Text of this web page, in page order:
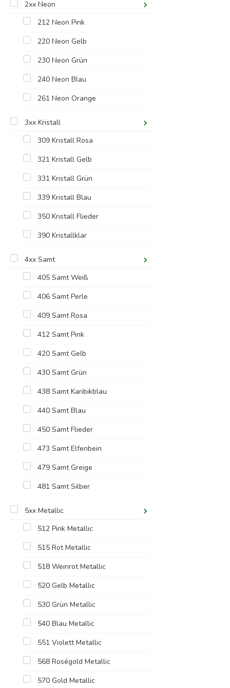
2xx Neon
212 Neon Pink
220 Neon Gelb
230 Neon Grün
240 Neon Blau
261 Neon Orange
3xx Kristall
309 Kristall Rosa
321 Kristall Gelb
331 Kristall Grün
339 Kristall Blau
350 Kristall Flieder
390 Kristallklar
4xx Samt
405 Samt Weiß
406 Samt Perle
409 Samt Rosa
412 Samt Pink
420 Samt Gelb
430 Samt Grün
438 Samt Karibikblau
440 Samt Blau
450 Samt Flieder
473 Samt Elfenbein
479 Samt Greige
481 Samt Silber
5xx Metallic
512 Pink Metallic
515 Rot Metallic
518 Weinrot Metallic
520 Gelb Metallic
530 Grün Metallic
540 Blau Metallic
551 Violett Metallic
568 Roségold Metallic
570 Gold Metallic